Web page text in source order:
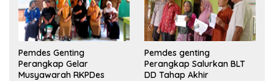
Pemdes Genting
Perangkap Gelar
Musyawarah RKPDes
Pemdes genting
Perangkap Salurkan BLT
DD Tahap Akhir